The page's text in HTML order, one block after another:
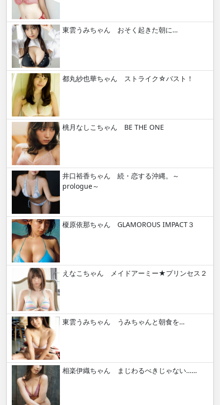
東雲うみちゃん おそく起きた朝に…
都丸紗也華ちゃん ストライク☆バスト！
桃月なしこちゃん BE THE ONE
井口裕香ちゃん 続・恋する沖縄。～
prologue～
榎原依那ちゃん GLAMOROUS IMPACT３
えなこちゃん メイドアーミー★プリンセス２
東雲うみちゃん うみちゃんと朝食を…
相楽伊織ちゃん まじわるべきじゃない……